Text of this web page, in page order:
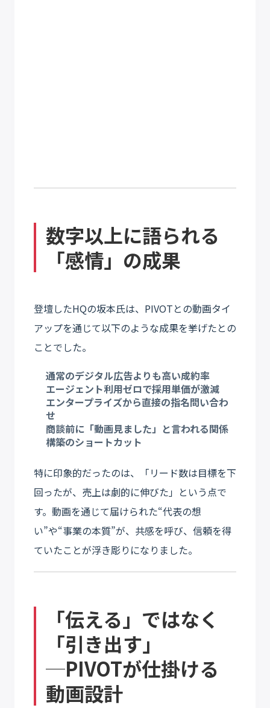
数字以上に語られる
「感情」の成果
登壇したHQの坂本氏は、PIVOTとの動画タイ
アップを通じて以下のような成果を挙げたとの
ことでした。
通常のデジタル広告よりも高い成約率
エージェント利用ゼロで採用単価が激減
エンタープライズから直接の指名問い合わ
せ
商談前に「動画見ました」と言われる関係
構築のショートカット
特に印象的だったのは、「リード数は目標を下
回ったが、売上は劇的に伸びた」という点で
す。動画を通じて届けられた“代表の想
い”や“事業の本質”が、共感を呼び、信頼を得
ていたことが浮き彫りになりました。
「伝える」ではなく
「引き出す」
─PIVOTが仕掛ける
動画設計